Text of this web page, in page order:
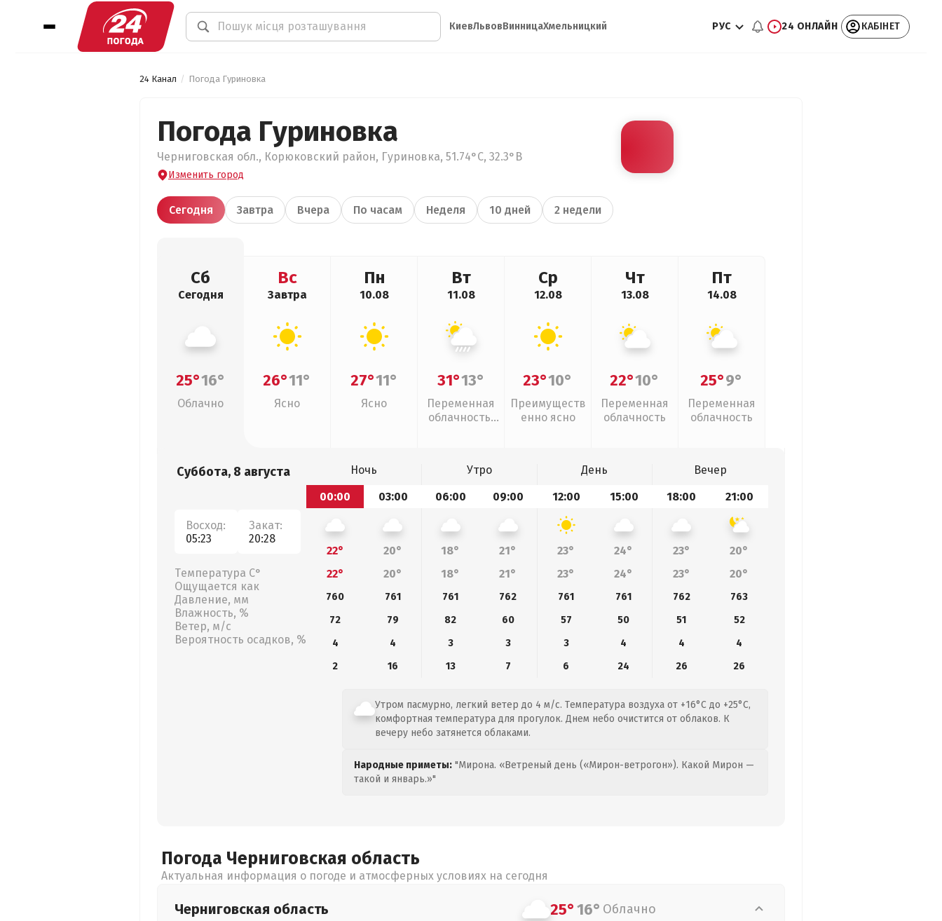
КиевЛьвовВинницаХмельницкий РУС 24 ОНЛАЙН КАБІНЕТ
24 Канал Погода Гуриновка
Погода Гуриновка
Черниговская обл., Корюковский район, Гуриновка, 51.74°С, 32.3°В
Изменить город
Сегодня Завтра Вчера По часам Неделя 10 дней 2 недели
Сб
Сегодня
25°16°
Облачно
Вс
Завтра
26°11°
Ясно
Пн
10.08
27°11°
Ясно
Вт
11.08
31°13°
Переменная
облачность,
Ср
12.08
23°10°
Преимуществ
енно ясно
Чт
13.08
22°10°
Переменная
облачность
Пт
14.08
25°9°
Переменная
облачность
Суббота, 8 августа
Восход:
05:23
Закат:
20:28
Температура С°
Ощущается как
Давление, мм
Влажность, %
Ветер, м/с
Вероятность осадков, %
Ночь Утро День
Вечер
00:00
03:00 06:00 09:00 12:00 15:00 18:00 21:00
22° 20° 18° 21° 23° 24° 23°
20°
22°
20° 18° 21° 23° 24° 23° 20°
760 761 761 762 761 761 762
763
72
79 82 60 57 50 51
52
4
4 3 3 3 4 4
4
2
16 13 7 6 24 26 26
Утром пасмурно, легкий ветер до 4 м/с. Температура воздуха от +16°C до +25°C,
комфортная температура для прогулок. Днем небо очистится от облаков. К
вечеру небо затянется облаками.
Народные приметы: "Мирона. «Ветреный день («Мирон-ветрогон»). Какой Мирон —
такой и январь.»"
Погода Черниговская область
Актуальная информация о погоде и атмосферных условиях на сегодня
Черниговская область 25°16° Облачно